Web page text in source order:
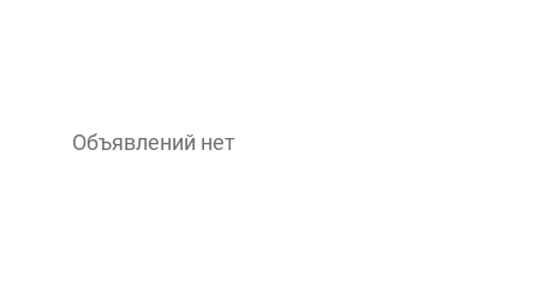
Объявлений нет